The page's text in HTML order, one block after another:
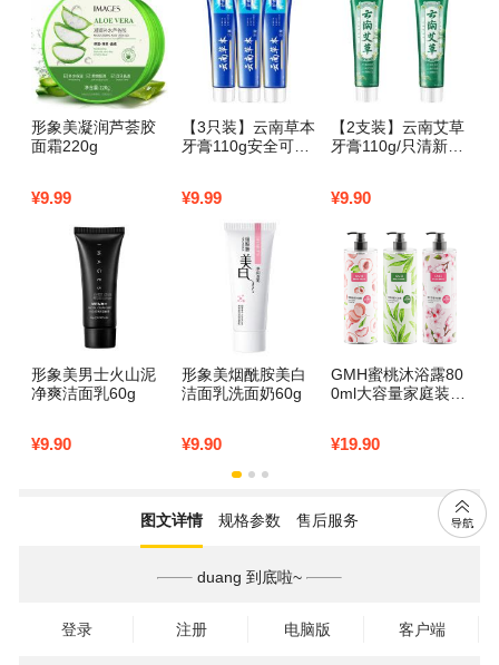
形象美凝润芦荟胶
面霜220g
¥9.99
【3只装】云南草本
牙膏110g安全可靠
¥9.99
【2支装】云南艾草
牙膏110g/只清新口
¥9.90
形象美男士火山泥
净爽洁面乳60g
¥9.90
形象美烟酰胺美白
洁面乳洗面奶60g
¥9.90
GMH蜜桃沐浴露80
0ml大容量家庭装持
¥19.90
图文详情 规格参数 售后服务
duang 到底啦~
登录 注册 电脑版 客户端